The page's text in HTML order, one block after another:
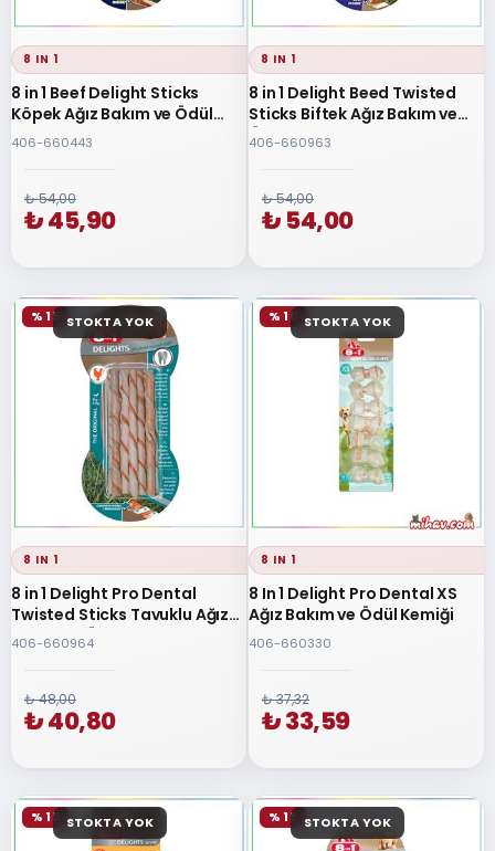
8 IN 1
8 in 1 Beef Delight Sticks
Köpek Ağız Bakım ve Ödül
Çubukları 3 Adet
406-660443
₺ 54,00
₺ 45,90
8 IN 1
8 in 1 Delight Beed Twisted
Sticks Biftek Ağız Bakım ve
Ödül Çubukları
406-660963
₺ 54,00
₺ 54,00
STOKTA YOK
8 IN 1
8 in 1 Delight Pro Dental
Twisted Sticks Tavuklu Ağız
Bakım ve Ödül Çubukları
406-660964
% 15
₺ 48,00
₺ 40,80
STOKTA YOK
8 IN 1
8 In 1 Delight Pro Dental XS
Ağız Bakım ve Ödül Kemiği
406-660330
% 10
₺ 37,32
₺ 33,59
STOKTA YOK
% 15 STOKTA YOK
% 15